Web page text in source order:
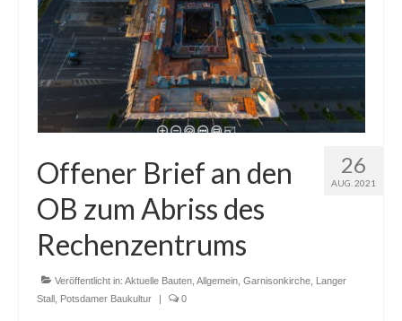
26
AUG. 2021
Offener Brief an den
OB zum Abriss des
Rechenzentrums
Veröffentlicht in: Aktuelle Bauten Allgemein Garnisonkirche Langer
Stall Potsdamer Baukultur | 0